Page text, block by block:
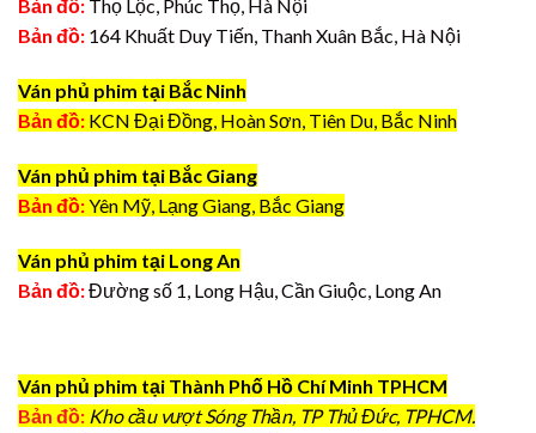
Bản đồ: Thọ Lộc, Phúc Thọ, Hà Nội
Bản đồ: 164 Khuất Duy Tiến, Thanh Xuân Bắc, Hà Nội
Ván phủ phim tại Bắc Ninh
Bản đồ: KCN Đại Đồng, Hoàn Sơn, Tiên Du, Bắc Ninh
Ván phủ phim tại Bắc Giang
Bản đồ:Yên Mỹ, Lạng Giang, Bắc Giang
Ván phủ phim tại Long An
Bản đồ:Đường số 1, Long Hậu, Cần Giuộc, Long An
Ván phủ phim tại Thành Phố Hồ Chí Minh TPHCM
Bản đồ: Kho cầu vượt Sóng Thần, TP Thủ Đức, TPHCM.